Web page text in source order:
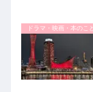
ドラマ・映画・本のこと